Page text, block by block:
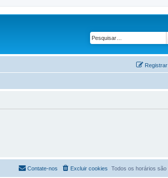
Registrar
Todos os horários são
Excluir cookies
Contate-nos